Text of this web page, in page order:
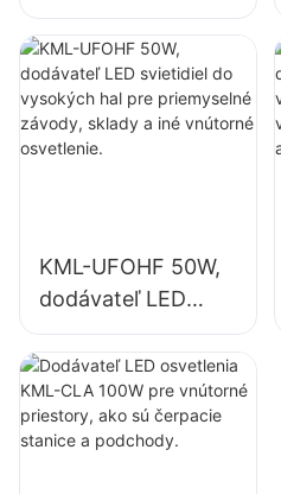
svietidiel do
vysokých hal pre
priemyselné
závody, sklady a
iné vnútorné
KML-UFOHF 50W,
dodávateľ LED
svietidiel do
vysokých hal pre
priemyselné
závody, sklady a